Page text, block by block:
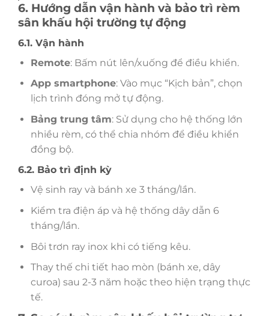
6. Hướng dẫn vận hành và bảo trì rèm
sân khấu hội trường tự động
6.1. Vận hành
Remote: Bấm nút lên/xuống để điều khiển.
App smartphone: Vào mục “Kịch bản”, chọn
lịch trình đóng mở tự động.
Bảng trung tâm: Sử dụng cho hệ thống lớn
nhiều rèm, có thể chia nhóm để điều khiển
đồng bộ.
6.2. Bảo trì định kỳ
Vệ sinh ray và bánh xe 3 tháng/lần.
Kiểm tra điện áp và hệ thống dây dẫn 6
tháng/lần.
Bôi trơn ray inox khi có tiếng kêu.
Thay thế chi tiết hao mòn (bánh xe, dây
curoa) sau 2-3 năm hoặc theo hiện trạng thực
tế.